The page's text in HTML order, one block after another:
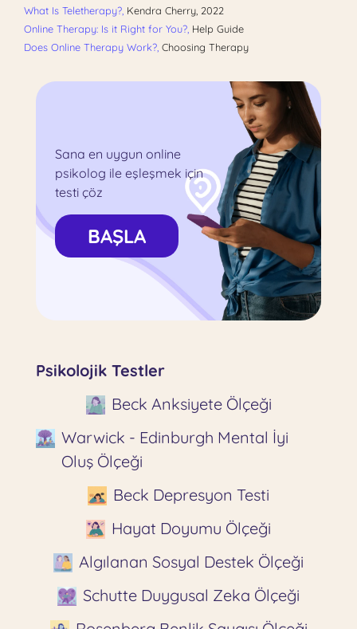
What Is Teletherapy?, Kendra Cherry, 2022
Online Therapy: Is it Right for You?, Help Guide
Does Online Therapy Work?, Choosing Therapy
Sana en uygun online
psikolog ile eşleşmek için
testi çöz
BAŞLA
Psikolojik Testler
Beck Anksiyete Ölçeği
Warwick - Edinburgh Mental İyi
Oluş Ölçeği
Beck Depresyon Testi
Hayat Doyumu Ölçeği
Algılanan Sosyal Destek Ölçeği
Schutte Duygusal Zeka Ölçeği